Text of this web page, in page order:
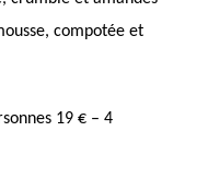
compotée et
19 € – 4